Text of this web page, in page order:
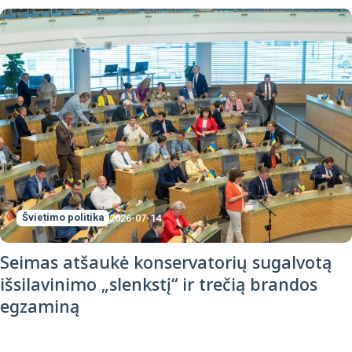
Švietimo politika 2026-07-14
Seimas atšaukė konservatorių sugalvotą
išsilavinimo „slenkstį“ ir trečią brandos
egzaminą